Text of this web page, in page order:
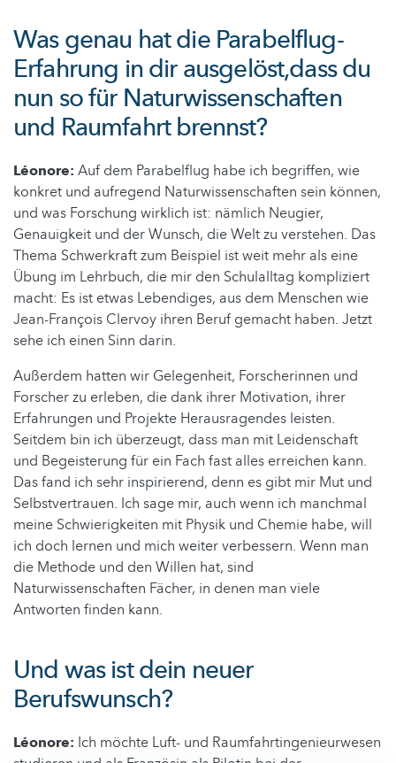
Was genau hat die Parabelflug-
Erfahrung in dir ausgelöst,dass du
nun so für Naturwissenschaften
und Raumfahrt brennst?
Léonore: Auf dem Parabelflug habe ich begriffen, wie
konkret und aufregend Naturwissenschaften sein können,
und was Forschung wirklich ist: nämlich Neugier,
Genauigkeit und der Wunsch, die Welt zu verstehen. Das
Thema Schwerkraft zum Beispiel ist weit mehr als eine
Übung im Lehrbuch, die mir den Schulalltag kompliziert
macht: Es ist etwas Lebendiges, aus dem Menschen wie
Jean-François Clervoy ihren Beruf gemacht haben. Jetzt
sehe ich einen Sinn darin.
Außerdem hatten wir Gelegenheit, Forscherinnen und
Forscher zu erleben, die dank ihrer Motivation, ihrer
Erfahrungen und Projekte Herausragendes leisten.
Seitdem bin ich überzeugt, dass man mit Leidenschaft
und Begeisterung für ein Fach fast alles erreichen kann.
Das fand ich sehr inspirierend, denn es gibt mir Mut und
Selbstvertrauen. Ich sage mir, auch wenn ich manchmal
meine Schwierigkeiten mit Physik und Chemie habe, will
ich doch lernen und mich weiter verbessern. Wenn man
die Methode und den Willen hat, sind
Naturwissenschaften Fächer, in denen man viele
Antworten finden kann.
Und was ist dein neuer
Berufswunsch?
Léonore: Ich möchte Luft- und Raumfahrtingenieurwesen